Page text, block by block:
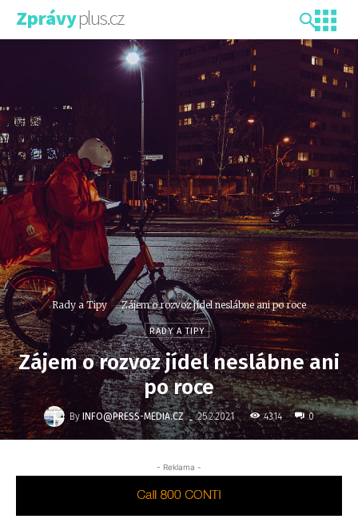
Zprávyplus.cz
Rady a Tipy Zájem o rozvoz jídel neslábne ani po roce
RADY A TIPY
Zájem o rozvoz jídel neslábne ani
po roce
By INFO@PRESS-MEDIA.CZ - 25.2.2021 4314 0
- Reklama -